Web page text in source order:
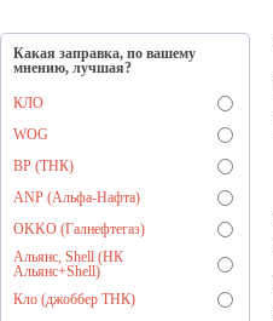
Какая заправка, по вашему
мнению, лучшая?
КЛО
WOG
BP (ТНК)
ANP (Альфа-Нафта)
OKKO (Галнефтегаз)
Альянс, Shell (НК
Альянс+Shell)
Кло (джоббер ТНК)